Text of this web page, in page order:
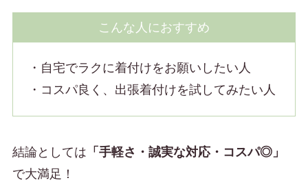
こんな人におすすめ
・自宅でラクに着付けをお願いしたい人
・コスパ良く、出張着付けを試してみたい人
結論としては 「手軽さ・誠実な対応・コスパ◎」
で大満足！